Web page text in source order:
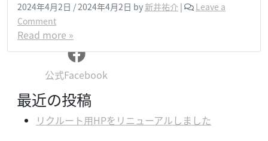
お問い合わせ
公式Facebook
公式Twitter
2024年4月2日 /2024年4月2日 by 新井祐介 |
Leave a
Comment
Read more »
最近の投稿
リクルート用HPをリニューアルしました